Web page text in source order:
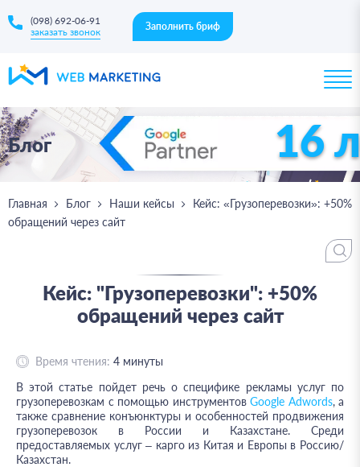
(098) 692-06-91
заказать звонок
Заполнить бриф
Блог 16
Главная Блог Наши кейсы
Кейс: «Грузоперевозки»: +50%
обращений через сайт
Кейс: "Грузоперевозки": +50%
обращений через сайт
Время чтения: 4 минуты
В этой статье пойдет речь о специфике рекламы услуг по
грузоперевозкам с помощью инструментов Google Adwords, а
также сравнение конъюнктуры и особенностей продвижения
грузоперевозок в России и Казахстане. Среди
предоставляемых услуг – карго из Китая и Европы в Россию/
Казахстан.